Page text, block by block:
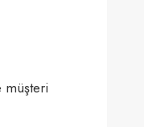
müşteri